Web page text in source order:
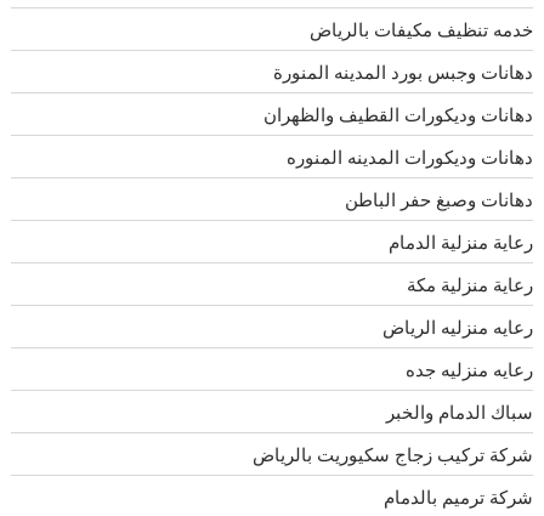
خدمه تنظيف مكيفات بالرياض
دهانات وجبس بورد المدينه المنورة
دهانات وديكورات القطيف والظهران
دهانات وديكورات المدينه المنوره
دهانات وصبغ حفر الباطن
رعاية منزلية الدمام
رعاية منزلية مكة
رعايه منزليه الرياض
رعايه منزليه جده
سباك الدمام والخبر
شركة تركيب زجاج سكيوريت بالرياض
شركة ترميم بالدمام